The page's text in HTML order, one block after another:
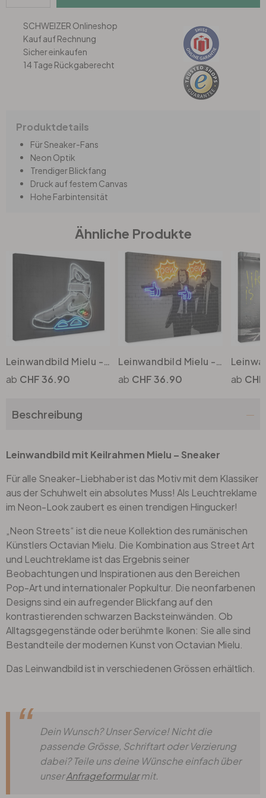
Büro
Bad
SCHWEIZER Onlineshop
Kauf auf Rechnung
Sicher einkaufen
14 Tage Rückgaberecht
Produktdetails
Für Sneaker-Fans
Neon Optik
Trendiger Blickfang
Druck auf festem Canvas
Hohe Farbintensität
Ähnliche Produkte
Leinwandbild Mielu - Future Sneaker
CHF 36.90
Leinwandbild Mielu - Pew Pew
CHF 36.90
Beschreibung
Leinwandbild mit Keilrahmen Mielu – Sneaker
Für alle Sneaker-Liebhaber ist das Motiv mit dem Klassiker
aus der Schuhwelt ein absolutes Muss! Als Leuchtreklame
im Neon-Look zaubert es einen trendigen Hingucker!
„Neon Streets“ ist die neue Kollektion des rumänischen
Künstlers Octavian Mielu. Die Kombination aus Street Art
und Leuchtreklame ist das Ergebnis seiner
Beobachtungen und Inspirationen aus den Bereichen
Pop-Art und internationaler Popkultur. Die neonfarbenen
Designs sind ein aufregender Blickfang auf den
kontrastierenden schwarzen Backsteinwänden. Ob
Alltagsgegenstände oder berühmte Ikonen: Sie alle sind
Bestandteile der modernen Kunst von Octavian Mielu.
Das Leinwandbild ist in verschiedenen Grössen erhältlich.
Dein Wunsch? Unser Service! Nicht die
passende Grösse, Schriftart oder Verzierung
dabei? Teile uns deine Wünsche einfach über
unserAnfrageformularmit.